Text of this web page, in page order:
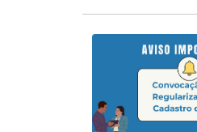
Período de
As inscrições terão